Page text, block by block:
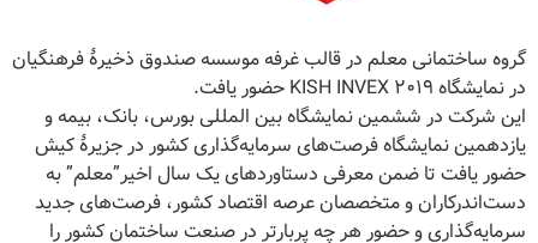
گروه ساختمانی معلم در قالب غرفه موسسه صندوق ذخیرۀ فرهنگیان
در نمایشگاه KISH INVEX ۲۰۱۹ حضور یافت.
این شرکت در ششمین نمایشگاه بین المللی بورس، بانک، بیمه و
یازدهمین نمایشگاه فرصت‌های سرمایه‌گذاری کشور در جزیرۀ کیش
حضور یافت تا ضمن معرفی دستاوردهای یک سال اخیر”معلم” به
دست‌اندرکاران و متخصصان عرصه اقتصاد کشور، فرصت‌های جدید
سرمایه‎‌گذاری و حضور هر چه پربارتر در صنعت ساختمان کشور را